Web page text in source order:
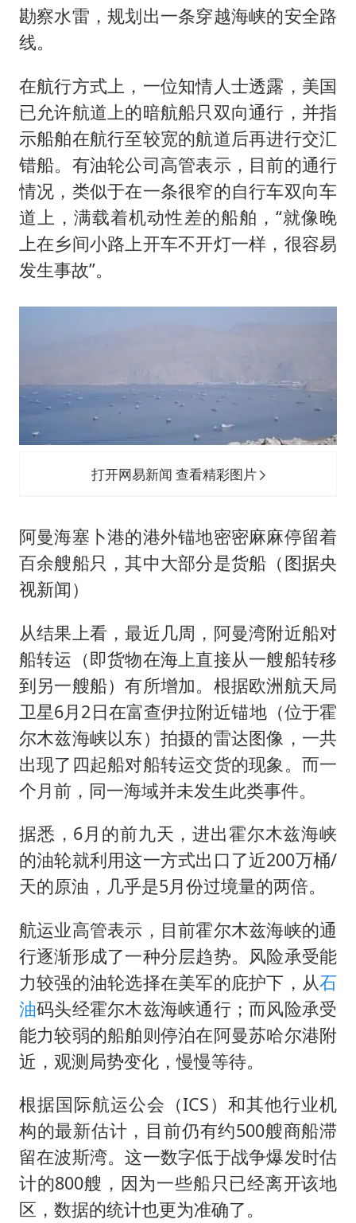
勘察水雷，规划出一条穿越海峡的安全路
线。
在航行方式上，一位知情人士透露，美国
已允许航道上的暗航船只双向通行，并指
示船舶在航行至较宽的航道后再进行交汇
错船。有油轮公司高管表示，目前的通行
情况，类似于在一条很窄的自行车双向车
道上，满载着机动性差的船舶，“就像晚
上在乡间小路上开车不开灯一样，很容易
发生事故”。
打开网易新闻 查看精彩图片
阿曼海塞卜港的港外锚地密密麻麻停留着
百余艘船只，其中大部分是货船（图据央
视新闻）
从结果上看，最近几周，阿曼湾附近船对
船转运（即货物在海上直接从一艘船转移
到另一艘船）有所增加。根据欧洲航天局
卫星6月2日在富查伊拉附近锚地（位于霍
尔木兹海峡以东）拍摄的雷达图像，一共
出现了四起船对船转运交货的现象。而一
个月前，同一海域并未发生此类事件。
据悉，6月的前九天，进出霍尔木兹海峡
的油轮就利用这一方式出口了近200万桶/
天的原油，几乎是5月份过境量的两倍。
航运业高管表示，目前霍尔木兹海峡的通
行逐渐形成了一种分层趋势。风险承受能
力较强的油轮选择在美军的庇护下，从石
油码头经霍尔木兹海峡通行；而风险承受
能力较弱的船舶则停泊在阿曼苏哈尔港附
近，观测局势变化，慢慢等待。
根据国际航运公会（ICS）和其他行业机
构的最新估计，目前仍有约500艘商船滞
留在波斯湾。这一数字低于战争爆发时估
计的800艘，因为一些船只已经离开该地
区，数据的统计也更为准确了。